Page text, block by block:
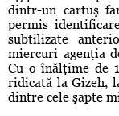
dintr-un cartuş
permis
subtilizate
miercuri agenţia
Cu o înălţime de
ridicată la Gizeh,
dintre cele şapte